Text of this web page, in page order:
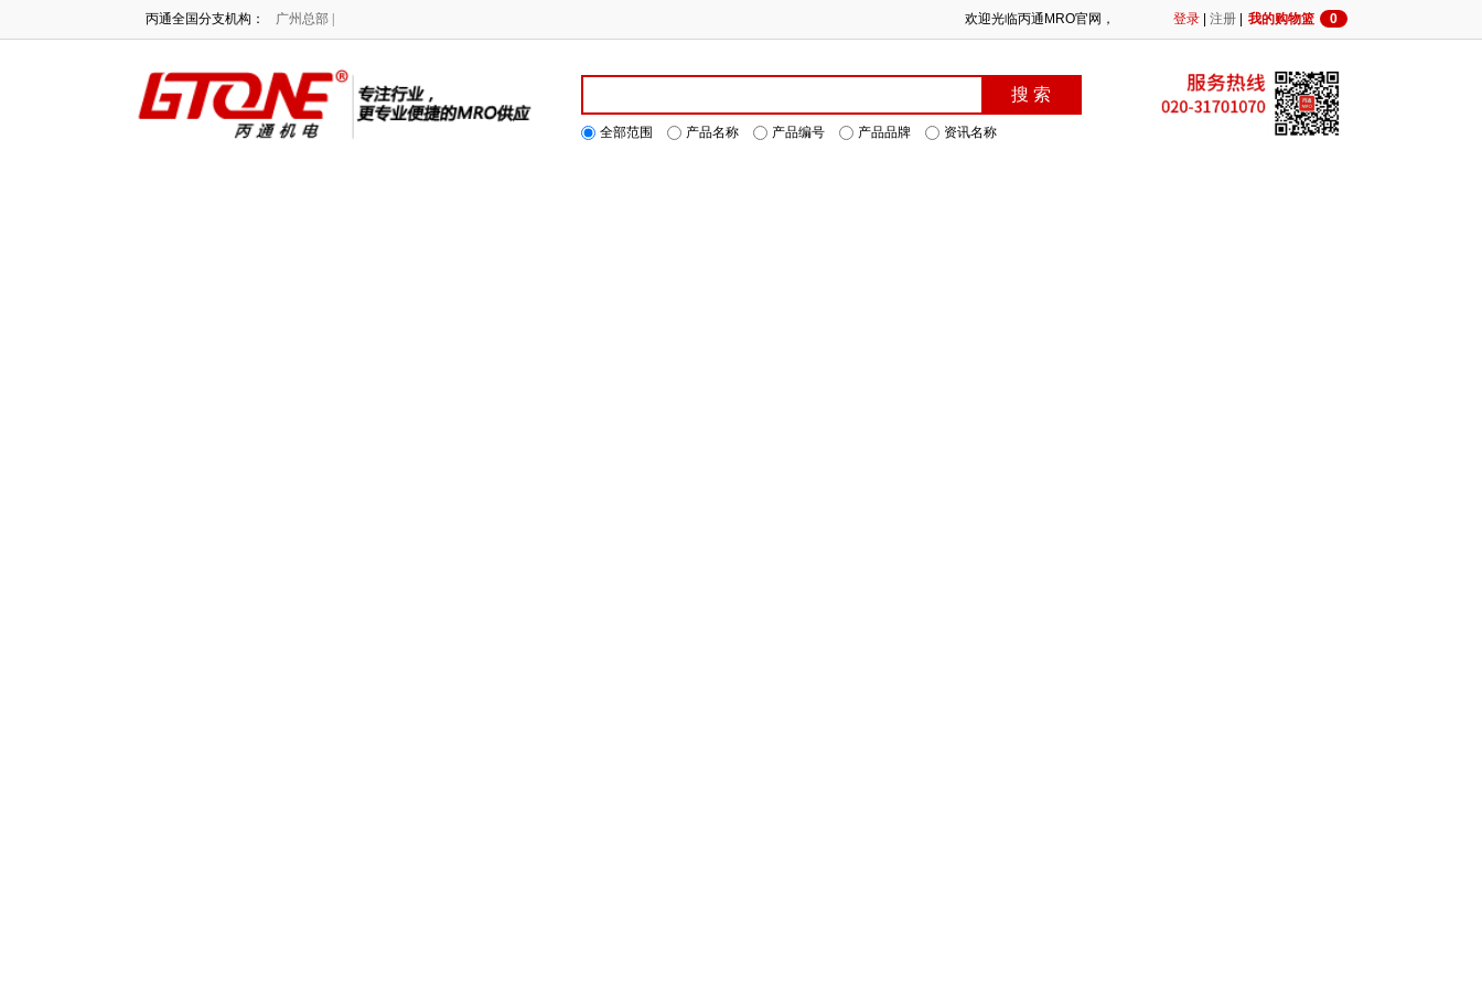
丙通全国分支机构： 广州总部 | 欢迎光临丙通MRO官网，我们竭诚为您服务！BTONE专注行业，提供更专业便捷的
我的购物篮 0
登录 注册
全部范围 产品名称 产品编号 产品品牌 资讯名称